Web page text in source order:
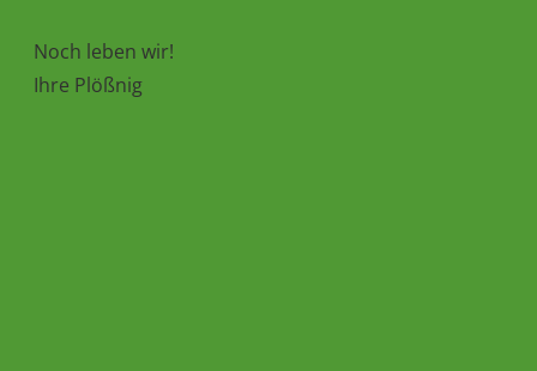
Noch leben wir!
Ihre Plößnig